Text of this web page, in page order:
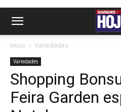
Início Variedades
Variedades
Shopping
Feira Garden